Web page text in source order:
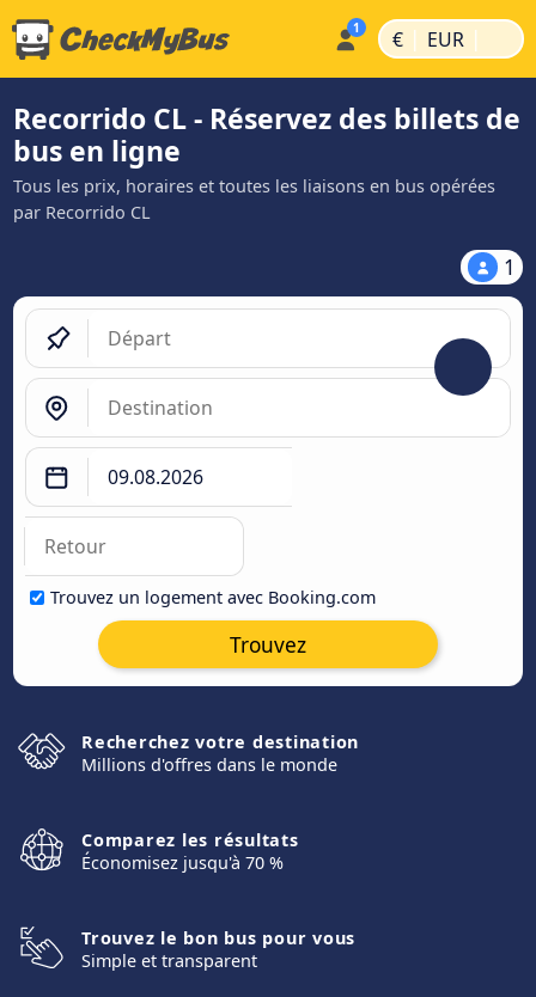
€ | EUR |
Recorrido CL - Réservez des billets de
bus en ligne
Tous les prix, horaires et toutes les liaisons en bus opérées
par Recorrido CL
1
Trouvez un logement avec Booking.com
Trouvez
Recherchez votre destination
Millions d'offres dans le monde
Comparez les résultats
Économisez jusqu'à 70 %
Trouvez le bon bus pour vous
Simple et transparent